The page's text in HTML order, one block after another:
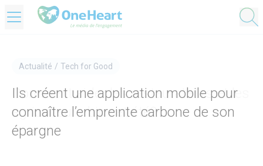
Actualité / Santé
Biographe hospitalier : une thérapie
contre la maladie
Actualité / Société
Comment aider les restaurateurs et les
agriculteurs bio cet été?
Actualité / Tech for Good
Ils créent une application mobile pour
connaître l’empreinte carbone de son
épargne